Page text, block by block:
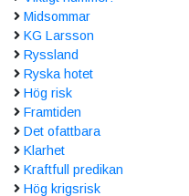
Midsommar
KG Larsson
Ryssland
Ryska hotet
Hög risk
Framtiden
Det ofattbara
Klarhet
Kraftfull predikan
Hög krigsrisk